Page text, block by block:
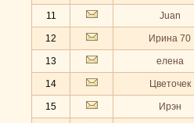
11 Juan
12 Ирина 70
13 елена
14 Цветочек
15 Ирэн